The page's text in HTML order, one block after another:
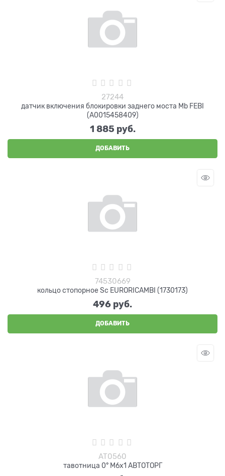
27244
датчик включения блокировки заднего моста Mb FEBI
(A0015458409)
1 885 руб.
ДОБАВИТЬ
74530669
кольцо стопорное Sc EURORICAMBI (1730173)
496 руб.
ДОБАВИТЬ
AT0560
тавотница 0° М6х1 АВТОТОРГ